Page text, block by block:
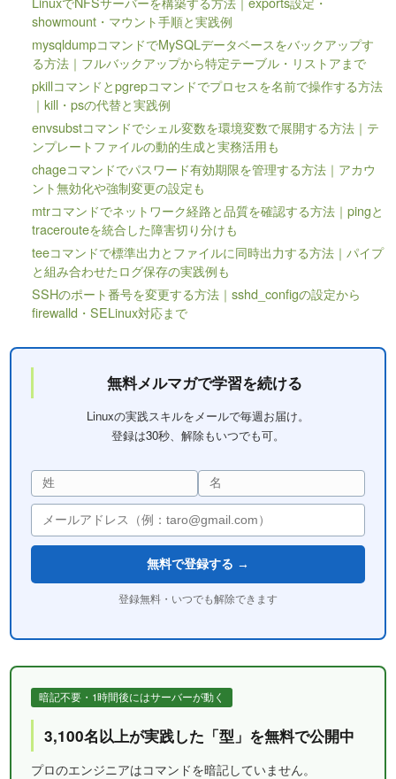
showmount・マウント手順と実践例
mysqldumpコマンドでMySQLデータベースをバックアップす
る方法｜フルバックアップから特定テーブル・リストアまで
pkillコマンドとpgrepコマンドでプロセスを名前で操作する方法
｜kill・psの代替と実践例
envsubstコマンドでシェル変数を環境変数で展開する方法｜テ
ンプレートファイルの動的生成と実務活用も
chageコマンドでパスワード有効期限を管理する方法｜アカウ
ント無効化や強制変更の設定も
mtrコマンドでネットワーク経路と品質を確認する方法｜pingと
tracerouteを統合した障害切り分けも
teeコマンドで標準出力とファイルに同時出力する方法｜パイプ
と組み合わせたログ保存の実践例も
SSHのポート番号を変更する方法｜sshd_configの設定から
firewalld・SELinux対応まで
無料メルマガで学習を続ける
Linuxの実践スキルをメールで毎週お届け。
登録は30秒、解除もいつでも可。
無料で登録する →
登録無料・いつでも解除できます
暗記不要・1時間後にはサーバーが動く
3,100名以上が実践した「型」を無料で公開中
プロのエンジニアはコマンドを暗記していません。